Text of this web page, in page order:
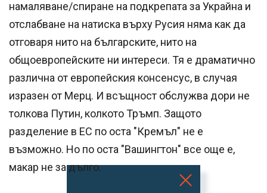
намаляване/спиране на подкрепата за Украйна и
отслабване на натиска върху Русия няма как да
отговаря нито на българските, нито на
общоевропейските ни интереси. Тя е драматично
различна от европейския консенсус, в случая
изразен от Мерц. И всъщност обслужва дори не
толкова Путин, колкото Тръмп. Защото
разделение в ЕС по оста "Кремъл" не е
възможно. Но по оста "Вашингтон" все още е,
макар не за дълго.